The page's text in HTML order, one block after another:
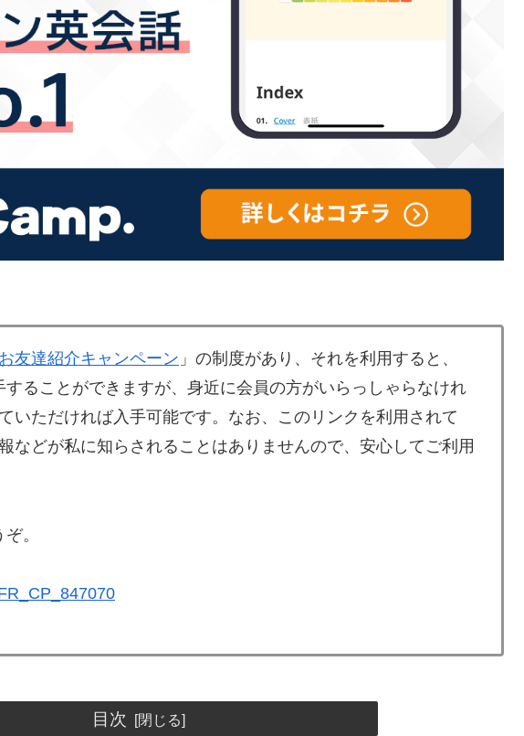
お友達紹介キャンペーン 」の制度があり、それを利用すると、
ることができますが、身近に会員の方がいらっしゃらなけれ
いただければ入手可能です。なお、このリンクを利用されて
などが私に知らされることはありませんので、安心してご利用
。
目次